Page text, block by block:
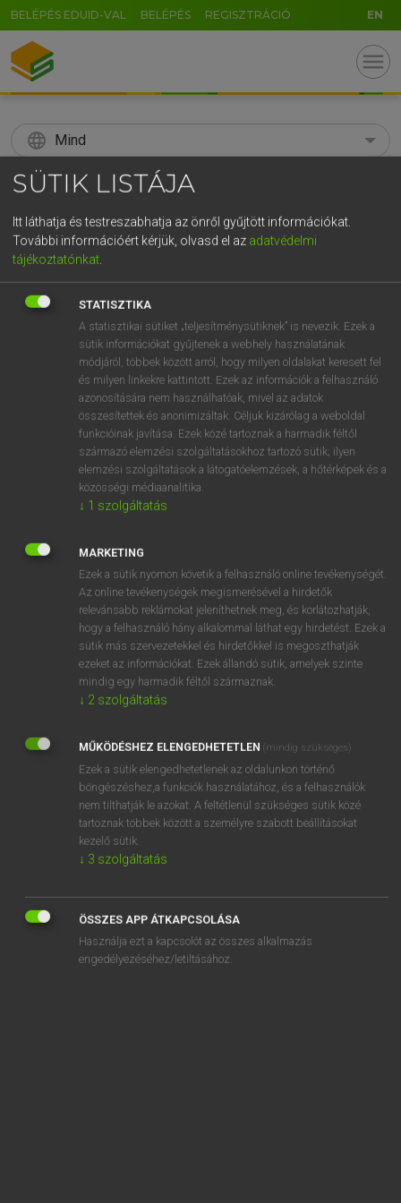
BELÉPÉS EDUID-VAL BELÉPÉS REGISZTRÁCIÓ EN
menu
language Mind
search
KERESÉS
Díjmentes angol szótár
hsz/mnmagára az illető személyre
vonatkozó(an)
⚲ ad hominemkeresése szótárainkban
DÍJMENTES ANGOL SZÓTÁR
adhesion
ad hominem
adieu
ad infinitum
MICROSOFT OFFICE BŐVÍTMÉNY
BEÉPÜLŐ SZÓTÁRMODUL
ONLINE NYELVVIZSGA
SÜTIK LISTÁJA
Itt láthatja és testreszabhatja az önről gyűjtött információkat.
További információért kérjük, olvasd el az adatvédelmi
tájékoztatónkat
STATISZTIKA
A statisztikai sütiket „teljesítménysütiknek” is nevezik. Ezek a
sütik információkat gyűjtenek a webhely használatának
módjáról, többek között arról, hogy milyen oldalakat keresett fel
és milyen linkekre kattintott. Ezek az információk a felhasználó
azonosítására nem használhatóak, mivel az adatok
összesítettek és anonimizáltak. Céljuk kizárólag a weboldal
funkcióinak javítása. Ezek közé tartoznak a harmadik féltől
származó elemzési szolgáltatásokhoz tartozó sütik; ilyen
elemzési szolgáltatások a látogatóelemzések, a hőtérképek és a
közösségi médiaanalitika.
↓ 1 szolgáltatás
MARKETING
Ezek a sütik nyomon követik a felhasználó online tevékenységét.
Az online tevékenységek megismerésével a hirdetők
relevánsabb reklámokat jeleníthetnek meg, és korlátozhatják,
hogy a felhasználó hány alkalommal láthat egy hirdetést. Ezek a
sütik más szervezetekkel és hirdetőkkel is megoszthatják
ezeket az információkat. Ezek állandó sütik, amelyek szinte
mindig egy harmadik féltől származnak.
↓ 2 szolgáltatás
MŰKÖDÉSHEZ ELENGEDHETETLEN (mindig szükséges)
Ezek a sütik elengedhetetlenek az oldalunkon történő
böngészéshez,a funkciók használatához, és a felhasználók
nem tilthatják le azokat. A feltétlenül szükséges sütik közé
tartoznak többek között a személyre szabott beállításokat
kezelő sütik.
↓ 3 szolgáltatás
ÖSSZES APP ÁTKAPCSOLÁSA
Használja ezt a kapcsolót az összes alkalmazás
engedélyezéséhez/letiltásához.
GR
5 6 7 8 9 ö ü ó
r t z u i o p ő ú
k l ű
n m , . - AltGr